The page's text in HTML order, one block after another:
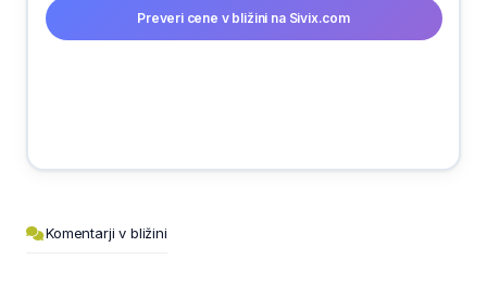
Preveri cene v bližini na Sivix.com
Komentarji v bližini